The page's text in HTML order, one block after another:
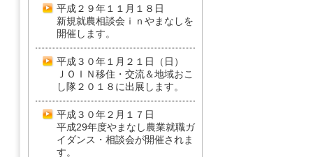
平成２９年１１月１８日
新規就農相談会ｉｎやまなしを
開催します。
平成３０年１月２１日（日）
ＪＯＩＮ移住・交流＆地域おこ
し隊２０１８に出展します。
平成３０年２月１７日
平成29年度やまなし農業就職ガ
イダンス・相談会が開催されま
す。